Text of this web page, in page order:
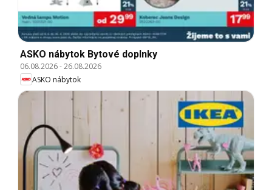
ASKO nábytok Bytové doplnky
06.08.2026-26.08.2026
ASKO nábytok